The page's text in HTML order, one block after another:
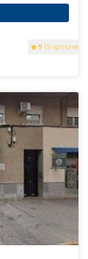
5 (9 opiniones)